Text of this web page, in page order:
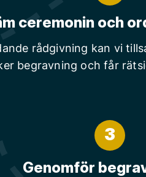
ceremonin och
rådgivning kan vi
begravning och får
3
Genomför